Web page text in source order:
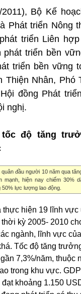
2011), Bộ Kế
Phát triển Nông
triển Liên
phát triển bền
triển bền vững
Thiện Nhân, Phó
đồng Phát
nghị.
tốc độ tăng
đầu người 10 năm qua
mạnh, hiện nay chiếm 30%
lực lượng lao động.
thực hiện 19 lĩnh vực
kỳ 2005- 2010
ngành, lĩnh vực
Tốc độ tăng
7,3%/năm, thuộc
trong khu vực.
khoảng 1.150